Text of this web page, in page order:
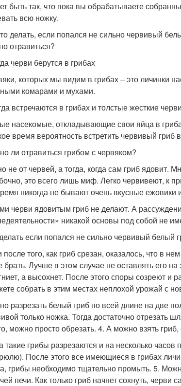
быть так, что пока вы обрабатываете
всю ножку.
делать, если попался не сильно червивый
отравиться?
черви берутся в грибах
которых мы видим в грибах – это личинки
комарами и мухами.
встречаются в грибах и толстые жесткие
насекомые, откладывающие свои яйца в
время вероятность встретить червивый гриб
ли отравиться грибом с червяком?
не от червей, а тогда, когда сам гриб ядовит.
это всего лишь миф. Легко червивеют, к
никогда не бывают очень вкусные ежовики
черви ядовитым гриб не делают. А
никакой основы под собой не
если попался не сильно червивый белый
после того, как гриб срезан, оказалось, что в
брать. Лучше в этом случае не оставлять его
а высохнет. После этого споры созреют
собрать в этим местах неплохой урожай с
разрезать белый гриб по всей длине на две
только ножка. Тогда достаточно отрезать
можно просто обрезать. 4. А можно взять
такие грибы разрезаются и на несколько
После этого все имеющиеся в грибах
грибы необходимо тщательно промыть. 5.
печи. Как только гриб начнет сохнуть, черви